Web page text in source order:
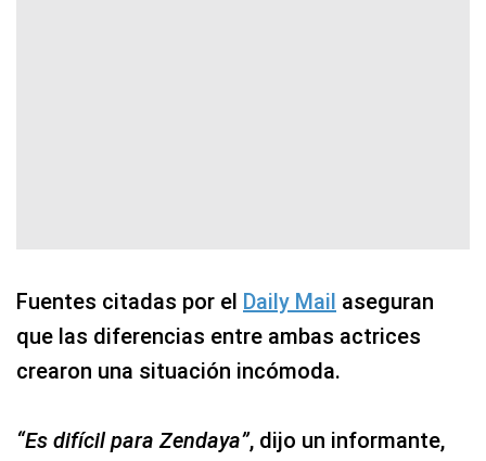
Fuentes citadas por el Daily Mail aseguran
que las diferencias entre ambas actrices
crearon una situación incómoda.
“Es difícil para Zendaya”, dijo un informante,